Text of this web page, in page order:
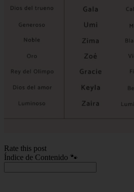
Rate this post
Índice de Contenido 🐾